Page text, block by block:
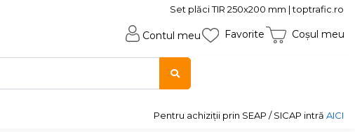
Set plăci TIR 250x200 mm | toptrafic.ro
Contul meu Favorite Coșul meu
Pentru achiziții prin SEAP / SICAP intră AICI